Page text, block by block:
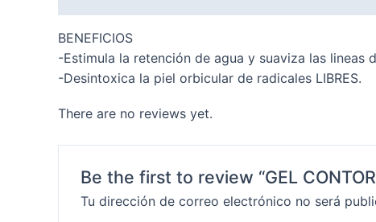
BENEFICIOS
-Estimula la retención de agua y suaviza las lineas
-Desintoxica la piel orbicular de radicales LIBRES.
There are no reviews yet.
Be the first to review “GEL
Tu dirección de correo electrónico no será